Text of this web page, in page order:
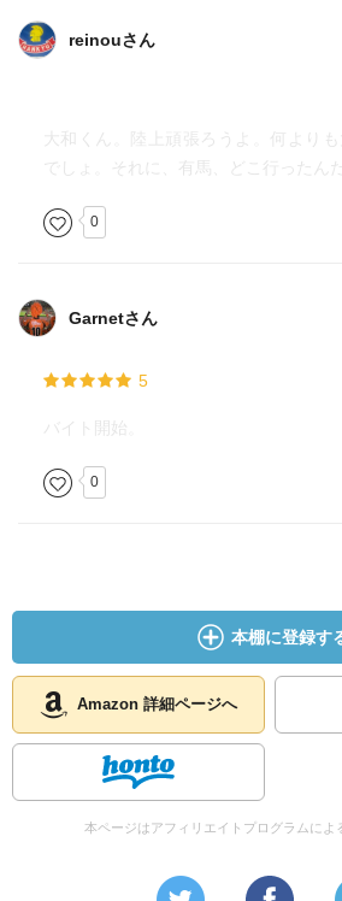
reinouさん
大和くん。陸上頑張ろうよ。何より
でしょ。それに、有馬、どこ行ったん
0
Garnetさん
5
バイト開始。
0
本棚に登録す
Amazon 詳細ページへ
本ページはアフィリエイトプログラムによ